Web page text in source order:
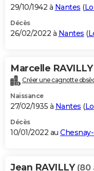
29/10/1942 à Nantes (
Décès
26/02/2022 à Nantes (
Marcelle RAVILLY
Créer une cagnotte
Naissance
27/02/1935 à Nantes (
Décès
10/01/2022 au
Jean RAVILLY (80